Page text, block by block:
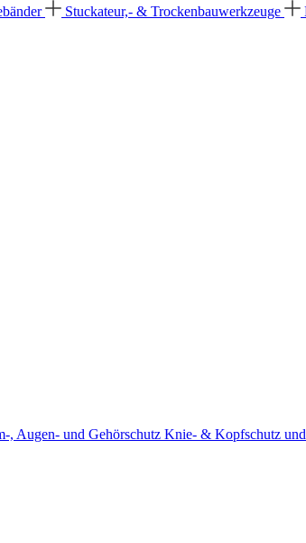
Stuckateur,- & Trockenbauwerkzeuge
, Augen- und Gehörschutz Knie- & Kopfschutz